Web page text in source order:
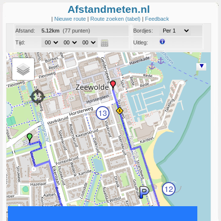
Afstandmeten.nl
| Nieuwe route | Route zoeken (tabel) | Feedback
Afstand:
5.12km (77 punten)
Tijd:
Bordjes:
Uitleg:
Coord:
Info:Link naar deze route
12
13